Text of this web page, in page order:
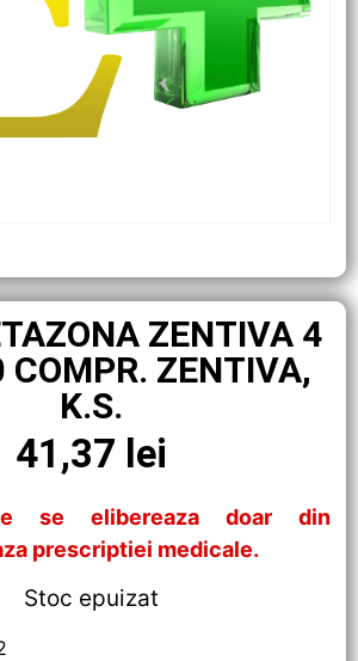
ZENTIVA 4
COMPR. ZENTIVA,
K.S.
41,37 lei
se elibereaza doar din
prescriptiei medicale.
Stoc epuizat